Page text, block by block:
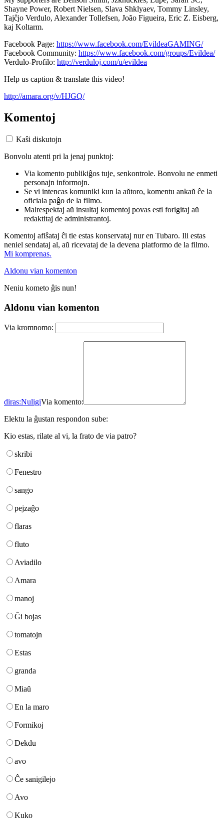
Shayne Power, Robert Nielsen, Slava Shklyaev, Tommy Linsley,
Tajĉjo Verdulo, Alexander Tollefsen, João Figueira, Eric Z. Eisberg,
kaj Koltarm.
Facebook Page: https://www.facebook.com/EvildeaGAMING/
Facebook Community: https://www.facebook.com/groups/Evildea/
Verdulo-Profilo: http://verduloj.com/u/evildea
Help us caption & translate this video!
http://amara.org/v/HJGQ/
Komentoj
Kaŝi diskutojn
Bonvolu atenti pri la jenaj punktoj:
Via komento publikiĝos tuje, senkontrole. Bonvolu ne enmeti
personajn informojn.
Se vi intencas komuniki kun la aŭtoro, komentu ankaŭ ĉe la
oficiala paĝo de la filmo.
Malrespektaj aŭ insultaj komentoj povas esti forigitaj aŭ
redaktitaj de administrantoj.
Komentoj afiŝataj ĉi tie estas konservataj nur en Tubaro. Ili estas
neniel sendataj al, aŭ ricevataj de la devena platformo de la filmo.
Mi komprenas.
Aldonu vian komenton
Neniu kometo ĝis nun!
Aldonu vian komenton
Via kromnomo:
diras:NuligiVia komento:
Elektu la ĝustan respondon sube:
Kio estas, rilate al vi, la frato de via patro?
skribi
Fenestro
sango
pejzaĝo
flaras
fluto
Aviadilo
Amara
manoj
Ĝi bojas
tomatojn
Estas
granda
Miaŭ
En la maro
Formikoj
Dekdu
avo
Ĉe sanigilejo
Avo
Kuko